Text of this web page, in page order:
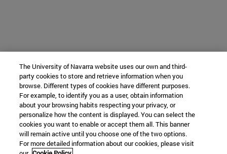
The University of Navarra website uses our own and third-
party cookies to store and retrieve information when you
browse. Different types of cookies have different purposes.
For example, to identify you as a user, obtain information
about your browsing habits respecting your privacy, or
personalize how the content is displayed. You can select the
cookies you want to enable or accept them all. This banner
will remain active until you choose one of the two options.
For more detailed information about our cookies, please visit